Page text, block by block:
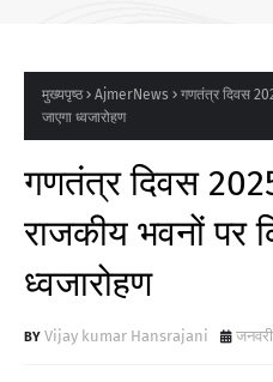
मुख्यपृष्ठ AjmerNews
गणतंत्र दिवस
जाएगा ध्वजारोहण
गणतंत्र दिवस
राजकीय भवनों पर
ध्वजारोहण
Vijay kumar Hansrajani